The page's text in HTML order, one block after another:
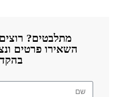
מתלבטים?
השאירו פרטים